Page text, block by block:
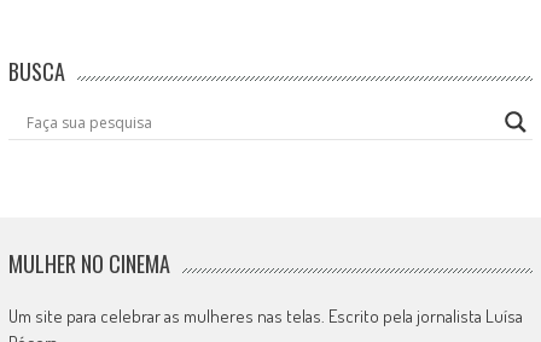
BUSCA
MULHER NO CINEMA
Um site para celebrar as mulheres nas telas. Escrito pela jornalista Luísa